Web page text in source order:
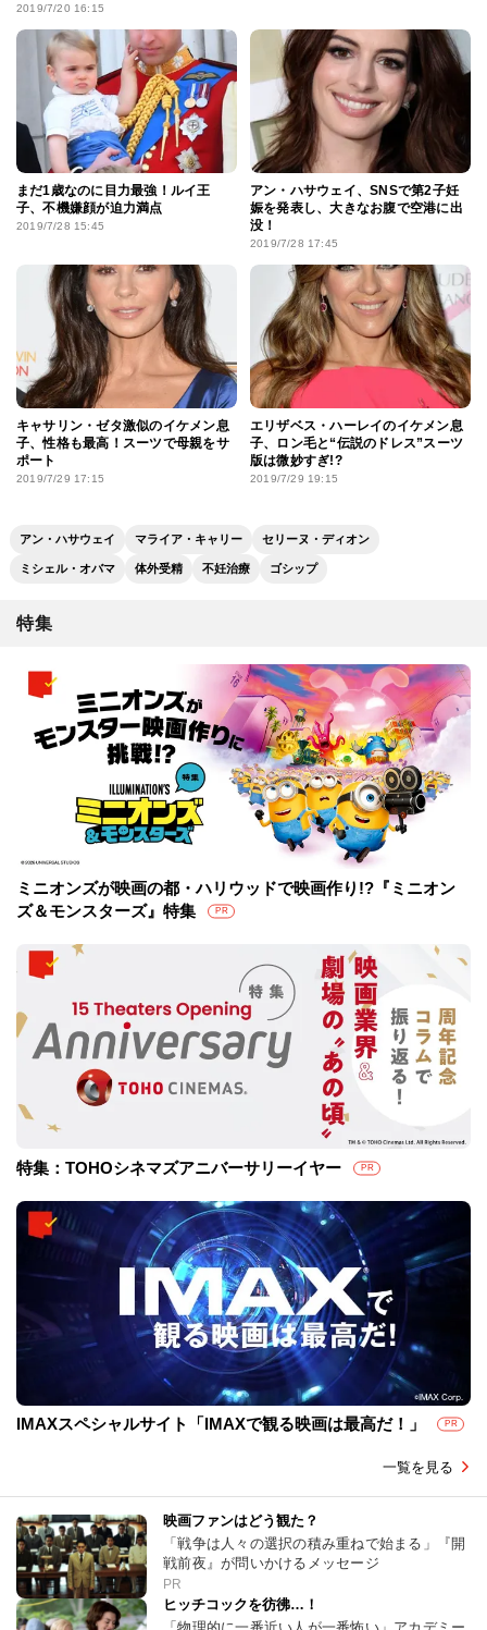
2019/7/20 16:15
まだ1歳なのに目力最強！ルイ王
子、不機嫌顔が迫力満点
2019/7/28 15:45
アン・ハサウェイ、SNSで第2子妊
娠を発表し、大きなお腹で空港に出
没！
2019/7/28 17:45
キャサリン・ゼタ激似のイケメン息
子、性格も最高！スーツで母親をサ
ポート
2019/7/29 17:15
エリザベス・ハーレイのイケメン息
子、ロン毛と“伝説のドレス”スーツ
版は微妙すぎ!?
2019/7/29 19:15
アン・ハサウェイ マライア・キャリー セリーヌ・ディオン
ミシェル・オバマ 体外受精 不妊治療 ゴシップ
特集
ミニオンズが映画の都・ハリウッドで映画作り!?『ミニオン
ズ＆モンスターズ』特集
PR
特集：TOHOシネマズアニバーサリーイヤー PR
IMAXスペシャルサイト「IMAXで観る映画は最高だ！」 PR
一覧を見る
映画ファンはどう観た？
「戦争は人々の選択の積み重ねで始まる」『開
戦前夜』が問いかけるメッセージ
PR
ヒッチコックを彷彿…！